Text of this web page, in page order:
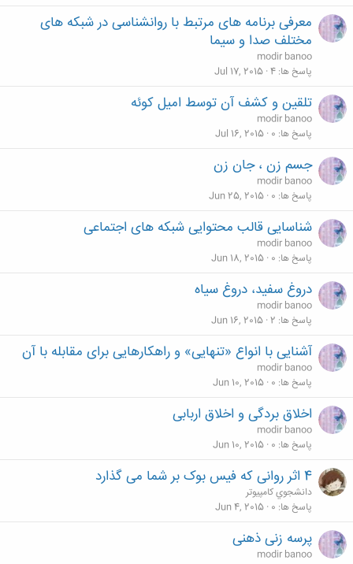
معرفی برنامه های مرتبط با روانشناسی در شبکه های
مختلف صدا و سیما
modir banoo
پاسخ ها 4
Jul 17, 2015
تلقین و کشف آن توسط امیل کوئه
modir banoo
پاسخ ها 0
Jul 16, 2015
جسم زن ، جان زن
modir banoo
پاسخ ها 0
Jun 25, 2015
شناسایی قالب محتوایی شبکه های اجتماعی
modir banoo
پاسخ ها 0
Jun 18, 2015
دروغ سفید، دروغ سیاه
modir banoo
پاسخ ها 2
Jun 16, 2015
آشنایی با انواع «تنهایی» و راهکارهایی برای مقابله با آن
modir banoo
پاسخ ها 0
Jun 10, 2015
اخلاق بردگی و اخلاق اربابی
modir banoo
پاسخ ها 0
Jun 10, 2015
4 اثر روانی که فیس بوک بر شما می گذارد
دانشجوي كامپيوتر
پاسخ ها 0
Jun 4, 2015
پرسه زنی ذهنی
modir banoo